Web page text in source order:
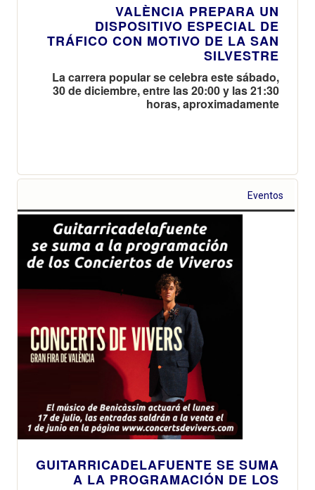
VALÈNCIA PREPARA UN
DISPOSITIVO ESPECIAL DE
TRÁFICO CON MOTIVO DE LA SAN
SILVESTRE
La carrera popular se celebra este sábado,
30 de diciembre, entre las 20:00 y las 21:30
horas, aproximadamente
Eventos
GUITARRICADELAFUENTE SE SUMA
A LA PROGRAMACIÓN DE LOS